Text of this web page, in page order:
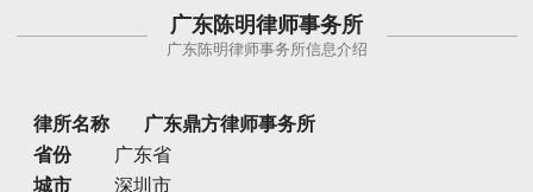
广东陈明律师事务所
广东陈明律师事务所信息介绍
律所名称
广东鼎方律师事务所
省份
广东省
城市
深圳市